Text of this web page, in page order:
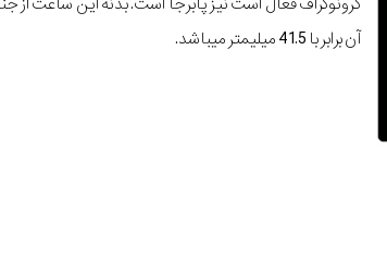
آن برابر با 41.5 میلیمتر می‏باشد.